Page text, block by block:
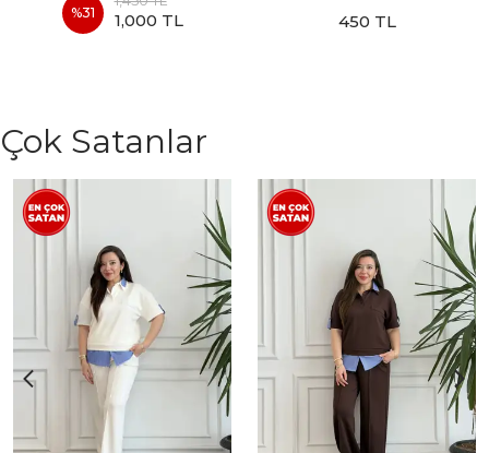
%31 1,000 TL 450 TL
Çok Satanlar